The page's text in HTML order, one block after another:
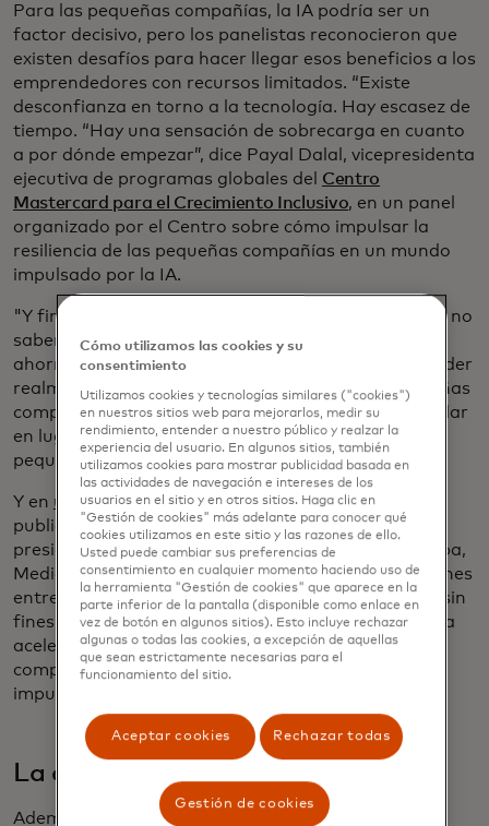
Para las pequeñas compañías, la IA podría ser un
factor decisivo, pero los panelistas reconocieron que
existen desafíos para hacer llegar esos beneficios a los
emprendedores con recursos limitados. “Existe
desconfianza en torno a la tecnología. Hay escasez de
tiempo. “Hay una sensación de sobrecarga en cuanto
a por dónde empezar”, dice Payal Dalal, vicepresidenta
ejecutiva de programas globales del Centro
Mastercard para el Crecimiento Inclusivo, en un panel
organizado por el Centro sobre cómo impulsar la
resiliencia de las pequeñas compañías en un mundo
impulsado por la IA.
"Y finalmente", continuó, "las pequeñas compañías no
saben cómo la IA realmente puede ayudarlas a
ahorrar tiempo y ganar dinero. Entonces, comprender
realmente cuáles son las necesidades de las pequeñas
compañías y luego descubrir cómo la IA puede ayudar
en lugar de simplemente empujar la IA hacia las
pequeñas compañías es el camino a seguir".
Y en un artículo para el blog de la Agenda del FEM
publicado en la apertura de la cumbre, Ling Hai,
presidente de Mastercard para Asia Pacífico, Europa,
Medio Oriente y África, destacó cómo las asociaciones
entre el sector gubernamental, las organizaciones sin
fines de lucro y el sector privado son esenciales para
acelerar los viajes digitales de las pequeñas
compañías, lo que puede impulsar las economías e
impulsar una mayor inclusión y resiliencia.
La confianza debe ser fundamental
Además de la IA, el aumento de los riesgos de
Cómo utilizamos las cookies y su
consentimiento
Utilizamos cookies y tecnologías similares ("cookies")
en nuestros sitios web para mejorarlos, medir su
rendimiento, entender a nuestro público y realzar la
experiencia del usuario. En algunos sitios, también
utilizamos cookies para mostrar publicidad basada en
las actividades de navegación e intereses de los
usuarios en el sitio y en otros sitios. Haga clic en
"Gestión de cookies" más adelante para conocer qué
cookies utilizamos en este sitio y las razones de ello.
Usted puede cambiar sus preferencias de
consentimiento en cualquier momento haciendo uso de
la herramienta "Gestión de cookies" que aparece en la
parte inferior de la pantalla (disponible como enlace en
vez de botón en algunos sitios). Esto incluye rechazar
algunas o todas las cookies, a excepción de aquellas
que sean estrictamente necesarias para el
funcionamiento del sitio.
Aceptar cookies Rechazar todas
Gestión de cookies